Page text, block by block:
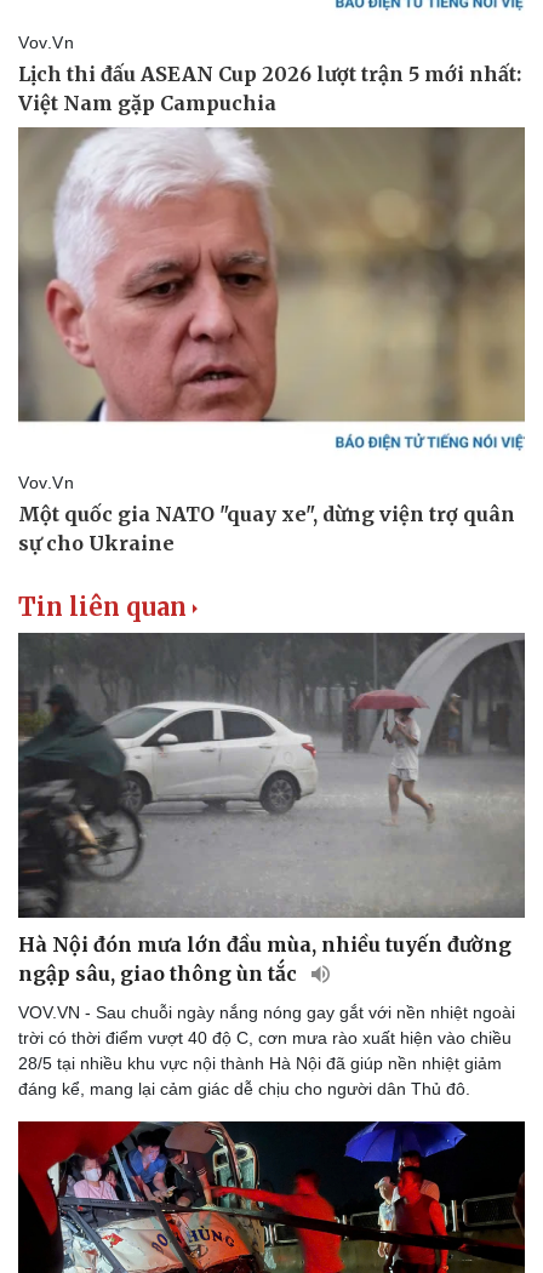
Văn hóa
Sân khấu - Điện ảnh
Văn học
Di sản
Thời trang
Sao Việt
Tin liên quan
Hà Nội đón mưa lớn đầu mùa, nhiều tuyến đường
ngập sâu, giao thông ùn tắc
VOV.VN - Sau chuỗi ngày nắng nóng gay gắt với nền nhiệt ngoài
trời có thời điểm vượt 40 độ C, cơn mưa rào xuất hiện vào chiều
28/5 tại nhiều khu vực nội thành Hà Nội đã giúp nền nhiệt giảm
đáng kể, mang lại cảm giác dễ chịu cho người dân Thủ đô.